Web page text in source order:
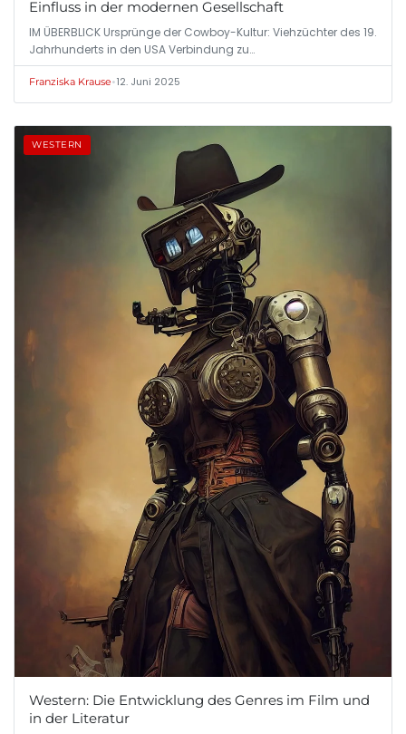
Einfluss in der modernen Gesellschaft
IM ÜBERBLICK Ursprünge der Cowboy-Kultur: Viehzüchter des 19.
Jahrhunderts in den USA Verbindung zu…
Franziska Krause•12. Juni 2025
WESTERN
Western: Die Entwicklung des Genres im Film und
in der Literatur